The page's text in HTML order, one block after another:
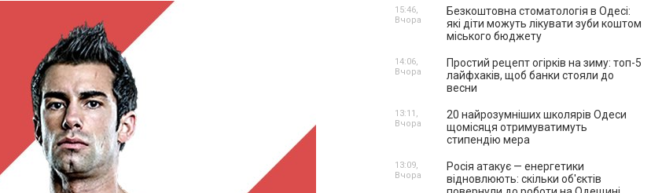
Безкоштовна стоматологія в Одесі:
які діти можуть лікувати зуби коштом
міського бюджету
15:46,
Вчора
Простий рецепт огірків на зиму: топ-5
лайфхаків, щоб банки стояли до
весни
14:06,
Вчора
20 найрозумніших школярів Одеси
щомісяця отримуватимуть
стипендію мера
13:11,
Вчора
Росія атакує — енергетики
відновлюють: скільки об'єктів
13:09,
Вчора